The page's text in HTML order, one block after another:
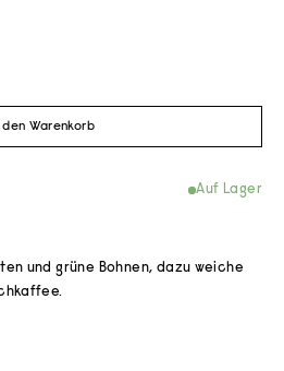
Warenkorb
Auf Lager
und grüne Bohnen, dazu weiche